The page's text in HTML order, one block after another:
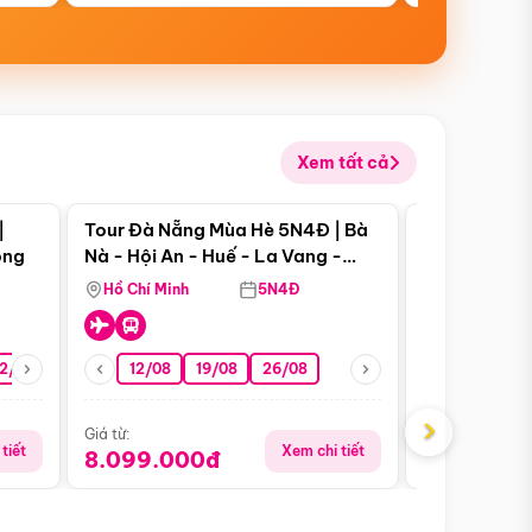
Xem tất cả
08 26/08 05/09 09/09 12/09
tiết
Điểm nổi bật
Tour Đà Nẵng Mùa Hè 5N4Đ | Bà
Nà - Hội An - Huế - La Vang -
Động Thiên Đường
Hồ Chí Minh 5N4Đ
12/08 19/08 26/08
Giá từ:
8.099.000đ Xem chi tiết
Giá từ:
›